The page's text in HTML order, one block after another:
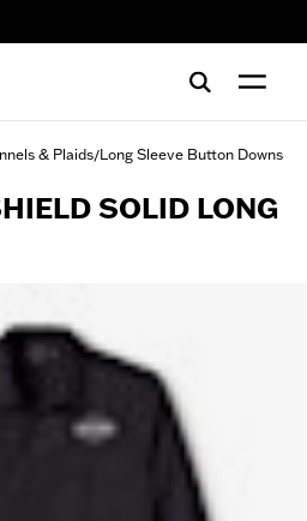
& Plaids/Long Sleeve Button Downs
SOLID LONG